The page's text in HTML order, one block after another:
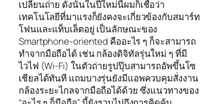
เปลี่ยนถ่าย ดังนั้นในปีใหม่นี้ผมก็เชื่อว่า
เทคโนโลยีที่มาแรงก็ยังคงจะเกี่ยวข้องกับสมาร์ท
โฟนและแท็บเล็ตอยู่ เป็นลักษณะของ
Smartphone-oriented คืออะไร ๆ ก็จะสามารถ
ทำจากมือถือได้ เช่น กล้องดิจิทัลรุ่นใหม่ ๆ ที่มี
ไวไฟ (Wi-Fi) ในตัวถ่ายรูปปุ๊บสามารถอัพขึ้นโซ
เชียลได้ทันที แถมบางรุ่นยังมีแอพควบคุมสั่งงาน
กล้องระยะไกลจากมือถือได้ด้วย ซึ่งแนวทางของ